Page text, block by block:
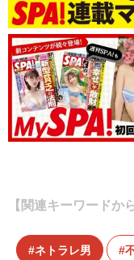
【関連キーワードか
ネトラレ男